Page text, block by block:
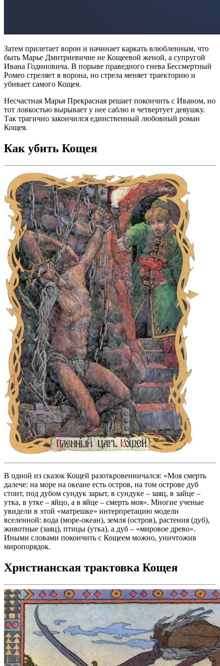
Затем прилетает ворон и начинает каркать влюбленным, что
быть Марье Дмитриевичне не Кощеевой женой, а супругой
Ивана Годиновича. В порыве праведного гнева Бессмертный
Ромео стреляет в ворона, но стрела меняет траекторию и
убивает самого Кощея.
Несчастная Марья Прекрасная решает покончить с Иваном, но
тот ловкостью вырывает у нее саблю и четвертует девушку.
Так трагично закончился единственный любовный роман
Кощея.
Как убить Кощея
В одной из сказок Кощей разоткровенничался: «Моя смерть
далече: на море на океане есть остров, на том острове дуб
стоит, под дубом сундук зарыт, в сундуке – заяц, в зайце –
утка, в утке – яйцо, а в яйце – смерть моя». Многие ученые
увидели в этой «матрешке» интерпретацию модели
вселенной: вода (море-океан), земля (остров), растения (дуб),
животные (заяц), птицы (утка), а дуб – «мировое древо».
Иными словами покончить с Кощеем можно, уничтожив
миропорядок.
Христианская трактовка Кощея